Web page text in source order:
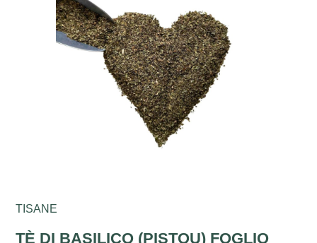
TISANE
TÈ DI BASILICO (PISTOU) FOGLIO